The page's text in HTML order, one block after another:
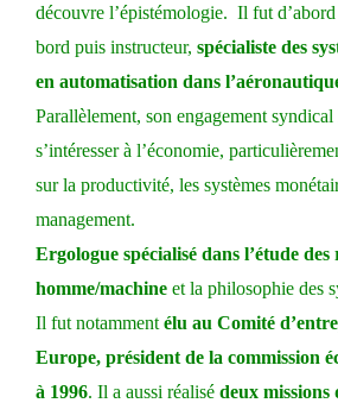
découvre l’épistémologie. Il fut
bord puis instructeur, spécialiste des
en automatisation dans
Parallèlement, son engagement syndical
s’intéresser à l’économie,
sur la productivité, les systèmes
management.
Ergologue spécialisé dans l’étude
homme/machine et la philosophie des
Il fut notamment élu au Comité
Europe, président de la commission
à 1996. Il a aussi réalisé deux missions